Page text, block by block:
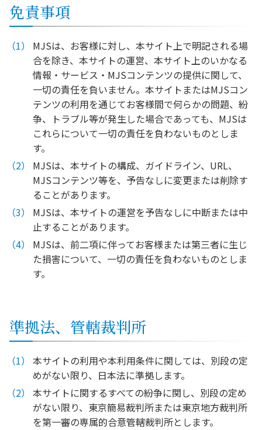
免責事項
MJSは、お客様に対し、本サイト上で明記される場
合を除き、本サイトの運営、本サイト上のいかなる
情報・サービス・MJSコンテンツの提供に関して、
一切の責任を負いません。本サイトまたはMJSコン
テンツの利用を通じてお客様間で何らかの問題、紛
争、トラブル等が発生した場合であっても、MJSは
これらについて一切の責任を負わないものとしま
す。
MJSは、本サイトの構成、ガイドライン、URL、
MJSコンテンツ等を、予告なしに変更または削除す
ることがあります。
MJSは、本サイトの運営を予告なしに中断または中
止することがあります。
MJSは、前二項に伴ってお客様または第三者に生じ
た損害について、一切の責任を負わないものとしま
す。
準拠法、管轄裁判所
本サイトの利用や本利用条件に関しては、別段の定
めがない限り、日本法に準拠します。
本サイトに関するすべての紛争に関し、別段の定め
がない限り、東京簡易裁判所または東京地方裁判所
を第一審の専属的合意管轄裁判所とします。